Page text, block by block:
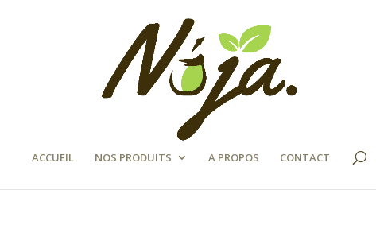
ACCUEIL NOS PRODUITS A PROPOS CONTACT